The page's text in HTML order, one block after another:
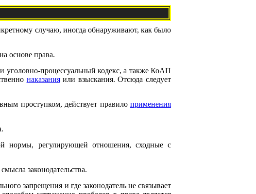
случаю, иногда обнаруживают, как было
основе права.
уголовно-процессуальный кодекс, а также КоАП
наказанияили взыскания. Отсюда следует
проступком, действует правилоприменения
нормы, регулирующей отношения, сходные с
законодательства.
запрещения и где законодатель не связывает